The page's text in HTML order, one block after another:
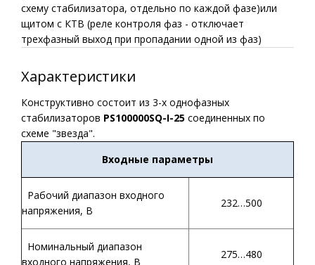
схему стабилизатора, отдельно по каждой фазе)или
щитом с КТВ (реле контроля фаз - отключает
трехфазный выход при пропадании одной из фаз)
Характеристики
Конструктивно состоит из 3-х однофазных
стабилизаторов PS100000SQ-I-25 соединенных по
схеме "звезда".
Входные параметры
Рабочий диапазон входного
напряжения, В
232…500
Номинальный диапазон
входного напряжения, В
275…480